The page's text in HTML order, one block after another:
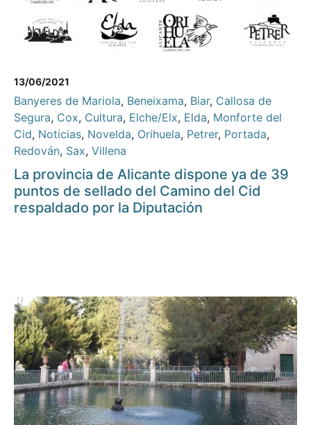
13/06/2021
Banyeres de Mariola, Beneixama, Biar, Callosa de
Segura, Cox, Cultura, Elche/Elx, Elda, Monforte del
Cid, Noticias, Novelda, Orihuela, Petrer, Portada,
Redován, Sax, Villena
La provincia de Alicante dispone ya de 39
puntos de sellado del Camino del Cid
respaldado por la Diputación